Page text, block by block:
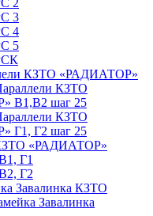
2
3
4
5
КЗТО «РАДИАТОР»
КЗТО
В1,В2 шаг 25
КЗТО
Г1, Г2 шаг 25
«РАДИАТОР»
Г1
Г2
Завалинка КЗТО
Завалинка